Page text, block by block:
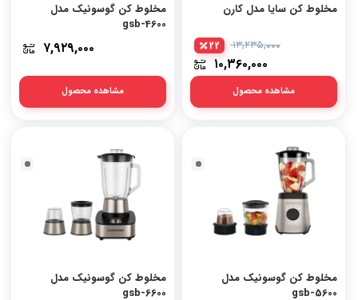
مخلوط کن سایا مدل کارن
۱۳,۲۳۵,۰۰۰
۱۰,۳۶۰,۰۰۰
22
مشاهده محصول
مخلوط کن گوسونیک مدل
gsb-4600
۷,۹۲۹,۰۰۰
مشاهده محصول
مخلوط کن گوسونیک مدل
gsb-5600
مخلوط کن گوسونیک مدل
gsb-6600